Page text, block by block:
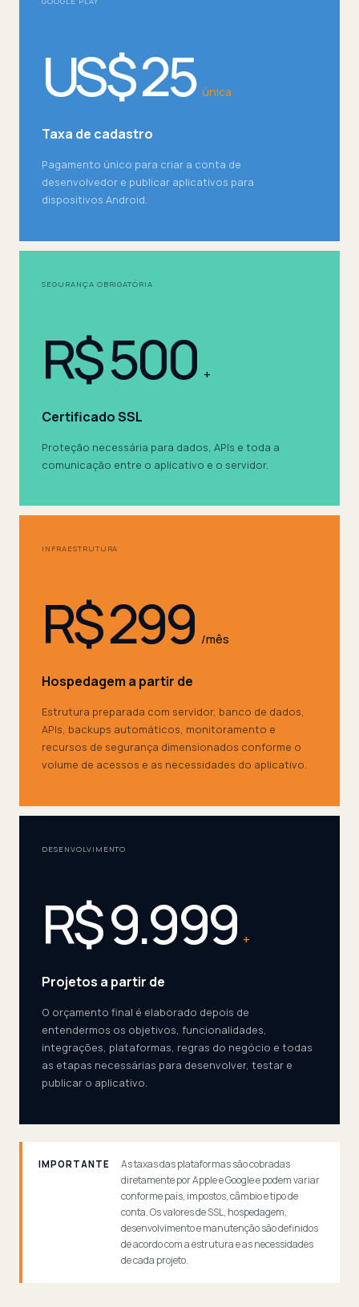
US$ 25 única
Taxa de cadastro
Pagamento único para criar a conta de
desenvolvedor e publicar aplicativos para
dispositivos Android.
SEGURANÇA OBRIGATÓRIA
R$ 500 +
Certificado SSL
Proteção necessária para dados, APIs e toda a
comunicação entre o aplicativo e o servidor.
INFRAESTRUTURA
R$ 299 /mês
Hospedagem a partir de
Estrutura preparada com servidor, banco de dados,
APIs, backups automáticos, monitoramento e
recursos de segurança dimensionados conforme o
volume de acessos e as necessidades do aplicativo.
DESENVOLVIMENTO
R$ 9.999 +
Projetos a partir de
O orçamento final é elaborado depois de
entendermos os objetivos, funcionalidades,
integrações, plataformas, regras do negócio e todas
as etapas necessárias para desenvolver, testar e
publicar o aplicativo.
IMPORTANTE
As taxas das plataformas são cobradas
diretamente por Apple e Google e podem variar
conforme país, impostos, câmbio e tipo de
conta. Os valores de SSL, hospedagem,
desenvolvimento e manutenção são definidos
de acordo com a estrutura e as necessidades
de cada projeto.